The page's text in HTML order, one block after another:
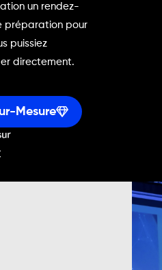
un rendez-
préparation pour
puissiez
directement.
Mesure